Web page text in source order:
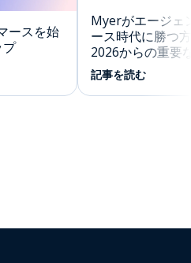
ースを始
プ
Myerがエージェ
ース時代に勝つ
2026からの重要
記事を読む